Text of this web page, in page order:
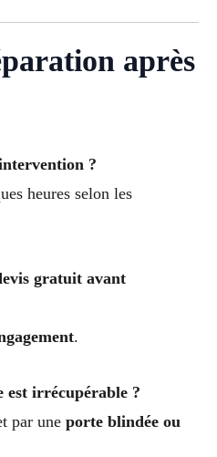
après
?
heures selon les
gratuit avant
.
est irrécupérable ?
par une porte blindée ou